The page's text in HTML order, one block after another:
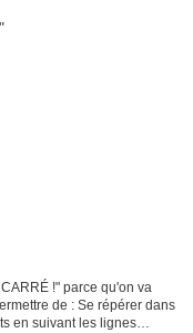
!" parce qu'on va
de : Se répérer dans
en suivant les lignes